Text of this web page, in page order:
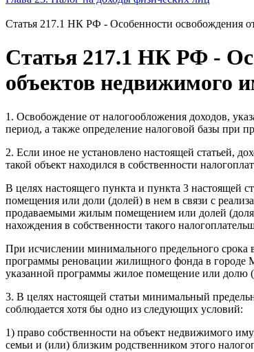
Статья 217.1 НК РФ - Особенности освобождения
Статья 217.1 НК РФ -
объектов недвижимого
1. Освобождение от налогообложения доходов,
период, а также определение налоговой базы при
2. Если иное не установлено настоящей статьей,
такой объект находился в собственности
В целях настоящего пункта и пункта 3 настоящей
помещения или доли (долей) в нем в связи с
продаваемыми жилым помещением или долей
нахождения в собственности такого
При исчислении минимального предельного
программы реновации жилищного фонда в городе
указанной программы жилое помещение или долю
3. В целях настоящей статьи минимальный
соблюдается хотя бы одно из следующих условий:
1) право собственности на объект недвижимого
семьи и (или) близким родственником этого